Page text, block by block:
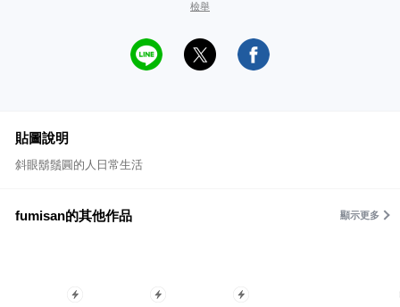
檢舉
貼圖說明
斜眼鬍鬚圓的人日常生活
fumisan的其他作品 顯示更多